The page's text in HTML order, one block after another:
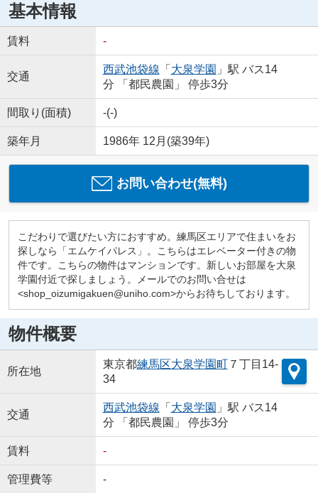
基本情報
賃料 -
交通
西武池袋線 「 大泉学園 」駅 バス14
分 「都民農園」 停歩3分
間取り(面積) -(-)
築年月 1986年 12月(築39年)
お問い合わせ(無料)
こだわりで選びたい方におすすめ。練馬区エリアで住まいをお
探しなら「エムケイパレス」。こちらはエレベーター付きの物
件です。こちらの物件はマンションです。新しいお部屋を大泉
学園付近で探しましょう。メールでのお問い合せは
<shop_oizumigakuen@uniho.com>からお待ちしております。
物件概要
所在地
東京都練馬区大泉学園町７丁目14-
34
交通
西武池袋線 「 大泉学園 」駅 バス14
分 「都民農園」 停歩3分
賃料 -
管理費等 -